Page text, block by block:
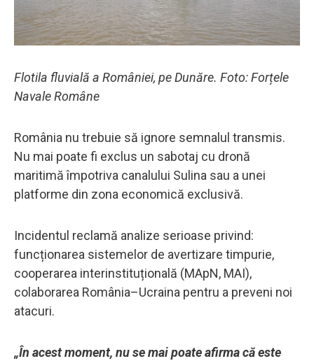
Flotila fluvială a României, pe Dunăre. Foto: Forțele
Navale Române
România nu trebuie să ignore semnalul transmis.
Nu mai poate fi exclus un sabotaj cu dronă
maritimă împotriva canalului Sulina sau a unei
platforme din zona economică exclusivă.
Incidentul reclamă analize serioase privind:
funcționarea sistemelor de avertizare timpurie,
cooperarea interinstituțională (MApN, MAI),
colaborarea România–Ucraina pentru a preveni noi
atacuri.
„În acest moment, nu se mai poate afirma că este